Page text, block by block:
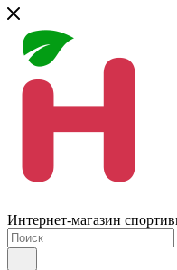
Интернет-магазин